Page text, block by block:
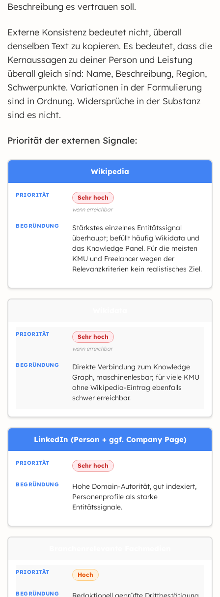
Beschreibung es vertrauen soll.
Externe Konsistenz bedeutet nicht, überall
denselben Text zu kopieren. Es bedeutet, dass die
Kernaussagen zu deiner Person und Leistung
überall gleich sind: Name, Beschreibung, Region,
Schwerpunkte. Variationen in der Formulierung
sind in Ordnung. Widersprüche in der Substanz
sind es nicht.
Priorität der externen Signale:
Wikipedia
Sehr hoch
wenn erreichbar
Stärkstes einzelnes Entitätssignal
überhaupt; befüllt häufig Wikidata und
das Knowledge Panel. Für die meisten
KMU und Freelancer wegen der
Relevanzkriterien kein realistisches Ziel.
Sehr hoch
wenn erreichbar
Direkte Verbindung zum Knowledge
Graph, maschinenlesbar; für viele KMU
ohne Wikipedia-Eintrag ebenfalls
schwer erreichbar.
LinkedIn (Person + ggf. Company Page)
Sehr hoch
Hohe Domain-Autorität, gut indexiert,
Personenprofile als starke
Entitätssignale.
Hoch